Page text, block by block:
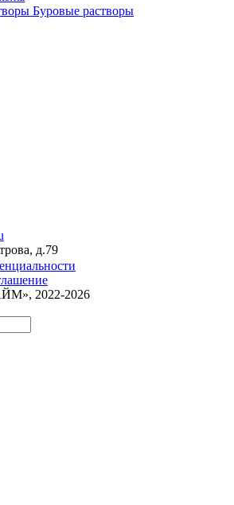
Буровые растворы
д.79
2022-2026